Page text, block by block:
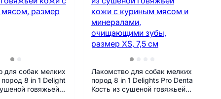
для собак мелких
8 in 1 Delight
говяжьей
Лакомство для собак мелких
пород 8 in 1 Delights Pro Denta
Кость из сушеной говяжьей